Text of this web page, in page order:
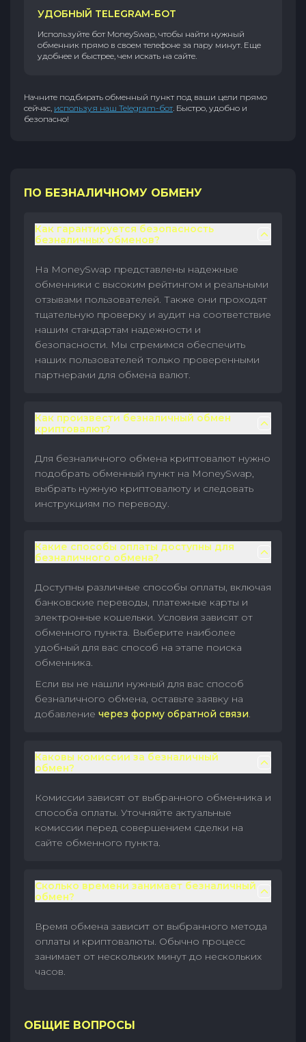
УДОБНЫЙ TELEGRAM-БОТ
Используйте бот MoneySwap, чтобы найти нужный
обменник прямо в своем телефоне за пару минут. Еще
удобнее и быстрее, чем искать на сайте.
Начните подбирать обменный пункт под ваши цели прямо
сейчас, используя наш Telegram-бот. Быстро, удобно и
безопасно!
ПО БЕЗНАЛИЧНОМУ ОБМЕНУ
Как гарантируется безопасность
безналичных обменов?
На MoneySwap представлены надежные
обменники с высоким рейтингом и реальными
отзывами пользователей. Также они проходят
тщательную проверку и аудит на соответствие
нашим стандартам надежности и
безопасности. Мы стремимся обеспечить
наших пользователей только проверенными
партнерами для обмена валют.
Как произвести безналичный обмен
криптовалют?
Для безналичного обмена криптовалют нужно
подобрать обменный пункт на MoneySwap,
выбрать нужную криптовалюту и следовать
инструкциям по переводу.
Какие способы оплаты доступны для
безналичного обмена?
Доступны различные способы оплаты, включая
банковские переводы, платежные карты и
электронные кошельки. Условия зависят от
обменного пункта. Выберите наиболее
удобный для вас способ на этапе поиска
обменника.
Если вы не нашли нужный для вас способ
безналичного обмена, оставьте заявку на
добавление через форму обратной связи.
Каковы комиссии за безналичный
обмен?
Комиссии зависят от выбранного обменника и
способа оплаты. Уточняйте актуальные
комиссии перед совершением сделки на
сайте обменного пункта.
Сколько времени занимает безналичный
обмен?
Время обмена зависит от выбранного метода
оплаты и криптовалюты. Обычно процесс
занимает от нескольких минут до нескольких
часов.
ОБЩИЕ ВОПРОСЫ